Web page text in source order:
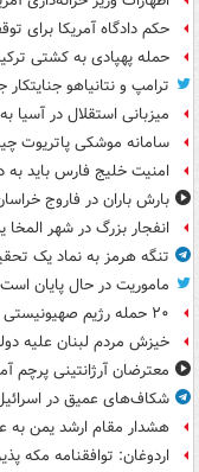
حکم دادگاه آمریکا
حمله پهپادی به کشتی
ترامپ و نتانیاهو
میزبانی استقلال در آسیا
سامانه موشکی پاتریوت
امنیت خلیج فارس باید
بارش باران در فاروج
انفجار بزرگ در شهر المخا
تنگه هرمز به نماد یک
ماموریت در حال پایان
۲۰ حمله رژیم صهیونیستی به درعا و قنیطره در یک هفته
خیزش مردم لبنان علیه
معترضان آرژانتینی پرچم
شکاف‌های عمیق در
هشدار مقام ارشد یمن به
اردوغان: توافقنامه